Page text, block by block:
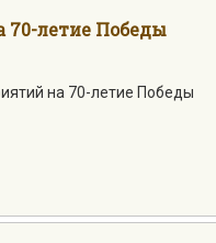
летие Победы
на 70-летие Победы